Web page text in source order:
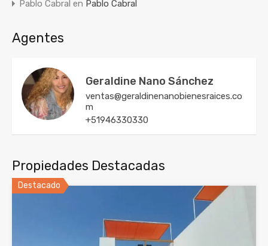
Pablo Cabral en Pablo Cabral
Agentes
Geraldine Nano Sánchez
ventas@geraldinenanobienesraices.co
m
+51946330330
Propiedades Destacadas
Destacado